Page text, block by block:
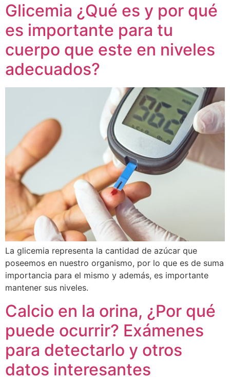
Glicemia ¿Qué es y por qué
es importante para tu
cuerpo que este en niveles
adecuados?
La glicemia representa la cantidad de azúcar que
poseemos en nuestro organismo, por lo que es de suma
importancia para el mismo y además, es importante
mantener sus niveles.
Calcio en la orina, ¿Por qué
puede ocurrir? Exámenes
para detectarlo y otros
datos interesantes